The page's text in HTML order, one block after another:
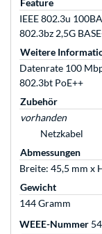
Feature
IEEE 802.3u
802.3bz 2,5G
Weitere
Datenrate 100
802.3bt PoE++
Zubehör
vorhanden
Netzkabel
Abmessungen
Breite: 45,5 mm x
Gewicht
144 Gramm
WEEE-Nummer